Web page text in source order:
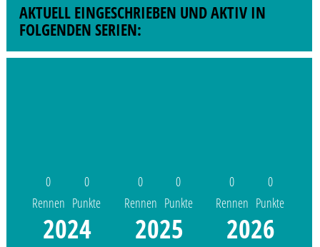
AKTUELL EINGESCHRIEBEN UND AKTIV IN
FOLGENDEN SERIEN:
0
Rennen
0
Punkte
2024
0
Rennen
0
Punkte
2025
0
Rennen
0
Punkte
2026